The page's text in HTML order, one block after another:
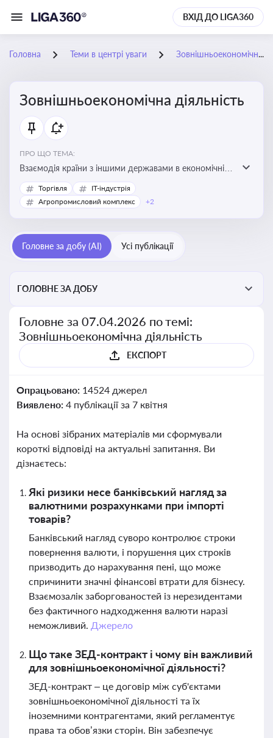
ВХІД ДО LIGA360
Головна Теми в центрі уваги Зовнішньоекономічна діяльність
Зовнішньоекономічна діяльність
ПРО ЩО ТЕМА:
Взаємодія країни з іншими державами в економічній
сфері, включаючи експорт та імпорт товарів і послуг,
міжнародні фінансові операції, інвестиції, торгівлю,
Торгівля
IT-індустрія
Агропромисловий комплекс
+2
Головне за добу (AI) Усі публікації
ГОЛОВНЕ ЗА ДОБУ
Головне за 07.04.2026 по темі:
Зовнішньоекономічна діяльність
ЕКСПОРТ
Опрацьовано: 14524 джерел
Виявлено: 4 публікації за 7 квітня
На основі зібраних матеріалів ми сформували
короткі відповіді на актуальні запитання. Ви
дізнаєтесь:
Які ризики несе банківський нагляд за
валютними розрахунками при імпорті
товарів?
Банківський нагляд суворо контролює строки
повернення валюти, і порушення цих строків
призводить до нарахування пені, що може
спричинити значні фінансові втрати для бізнесу.
Взаємозалік заборгованостей із нерезидентами
без фактичного надходження валюти наразі
неможливий. Джерело
Що таке ЗЕД-контракт і чому він важливий
для зовнішньоекономічної діяльності?
ЗЕД-контракт – це договір між суб'єктами
зовнішньоекономічної діяльності та їх
іноземними контрагентами, який регламентує
права та обов’язки сторін. Він забезпечує